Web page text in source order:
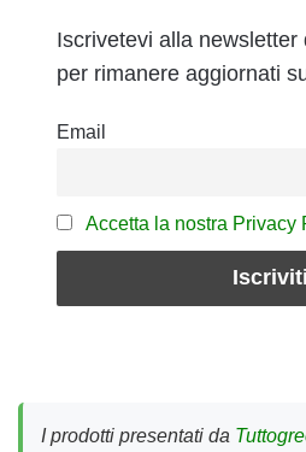
Iscrivetevi alla newsletter
per rimanere aggiornati
Email
Accetta la nostra Privacy
I prodotti presentati da